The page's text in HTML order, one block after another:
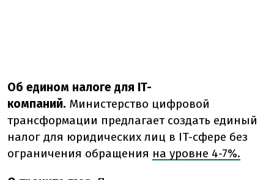
Об едином налоге для IT-
компаний. Министерство цифровой
трансформации предлагает создать единый
налог для юридических лиц в IT-сфере без
ограничения обращения на уровне 4-7%.